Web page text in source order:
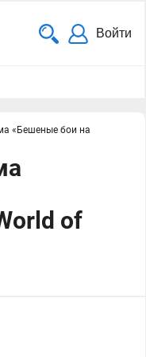
Войти
«Бешеные бои на
of